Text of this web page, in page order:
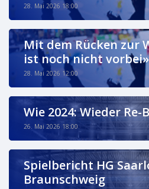
28. Mai 2026 18:00
Mit dem Rücken zur
ist noch nicht vorbei»
28. Mai 2026 12:00
Wie 2024: Wieder Re-
26. Mai 2026 18:00
Spielbericht HG
Braunschweig